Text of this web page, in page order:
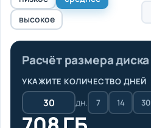
высокое
Расчёт размера диска
7 14 30
708 ГБ